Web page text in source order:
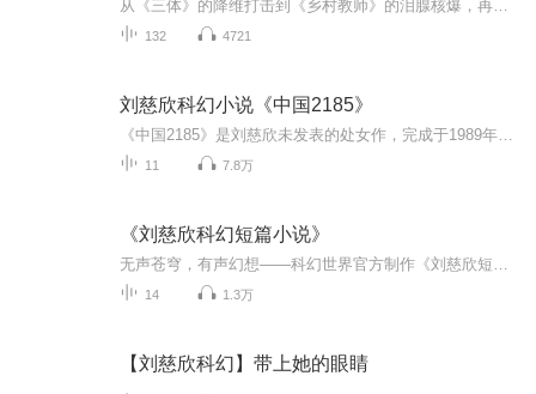
132 4721
刘慈欣科幻小说《中国2185》
11 7.8万
《刘慈欣科幻短篇小说》
14 1.3万
【刘慈欣科幻】带上她的眼睛